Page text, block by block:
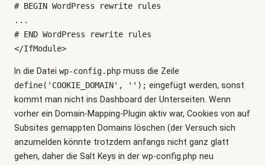
# BEGIN WordPress rewrite rules
...
# END WordPress rewrite rules
</IfModule>
In die Datei wp-config.php muss die Zeile
define('COOKIE_DOMAIN', ''); eingefügt werden, sonst
kommt man nicht ins Dashboard der Unterseiten. Wenn
vorher ein Domain-Mapping-Plugin aktiv war, Cookies von auf
Subsites gemappten Domains löschen (der Versuch sich
anzumelden könnte trotzdem anfangs nicht ganz glatt
gehen, daher die Salt Keys in der wp-config.php neu